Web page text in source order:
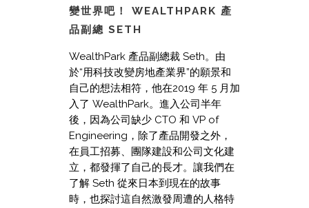
變世界吧！ WEALTHPARK 產
品副總 SETH
WealthPark 產品副總裁 Seth。由
於“用科技改變房地產業界”的願景和
自己的想法相符，他在2019 年 5 月加
入了 WealthPark。進入公司半年
後，因為公司缺少 CTO 和 VP of
Engineering，除了產品開發之外，
在員工招募、團隊建設和公司文化建
立，都發揮了自己的長才。讓我們在
了解 Seth 從來日本到現在的故事
時，也探討這自然激發周遭的人格特